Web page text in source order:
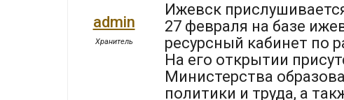
admin
Хранитель
Ижевск
27 февраля на базе
ресурсный кабинет по
На его открытии
Министерства
политики и труда, а